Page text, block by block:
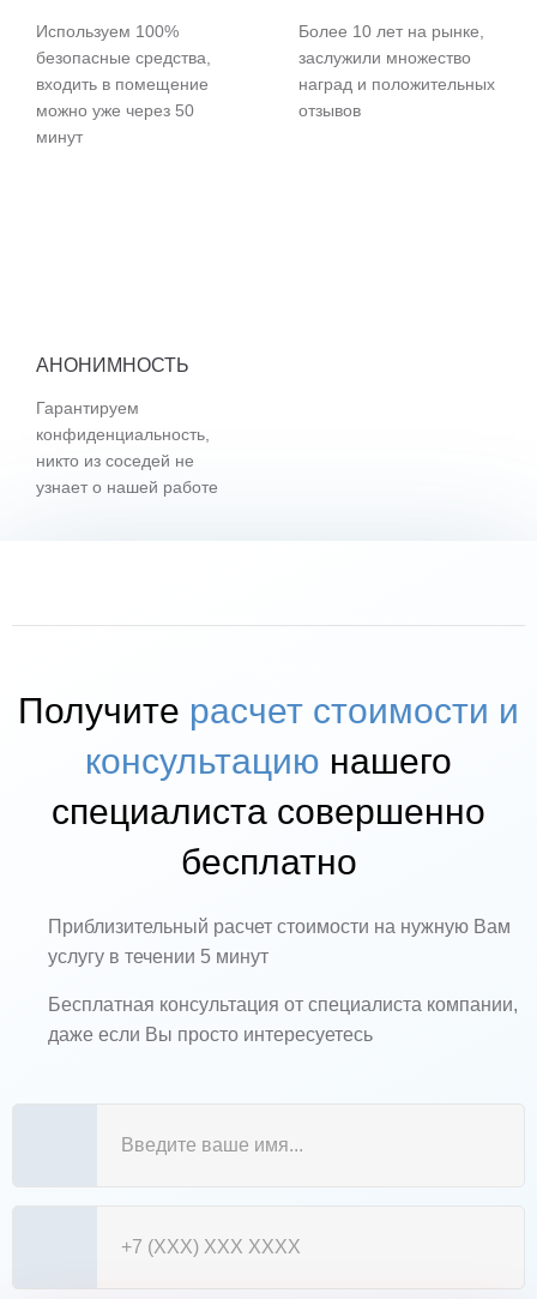
Используем 100%
безопасные средства,
входить в помещение
можно уже через 50
минут
Более 10 лет на рынке,
заслужили множество
наград и положительных
отзывов
АНОНИМНОСТЬ
Гарантируем
конфиденциальность,
никто из соседей не
узнает о нашей работе
Получите расчет стоимости и
консультацию нашего
специалиста совершенно
бесплатно
Приблизительный расчет стоимости на нужную Вам
услугу в течении 5 минут
Бесплатная консультация от специалиста компании,
даже если Вы просто интересуетесь